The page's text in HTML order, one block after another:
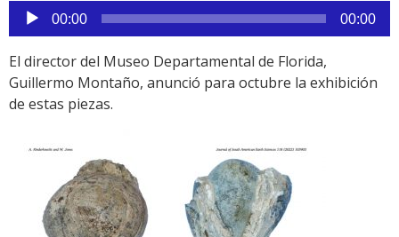
Reproductor
de
audio
00:00 00:00
El director del Museo Departamental de Florida,
Guillermo Montaño, anunció para octubre la exhibición
de estas piezas.